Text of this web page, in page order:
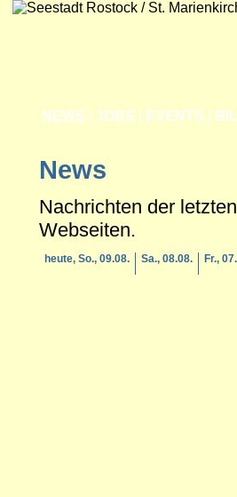
NEWS JOBS EVENTS
News
Nachrichten der
Webseiten.
heute, So., 09.08. Sa., 08.08. Fr.,